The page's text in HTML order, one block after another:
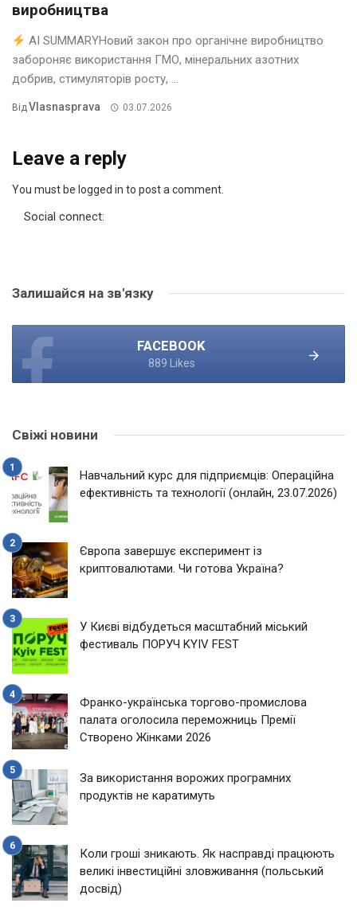
виробництва
AI SUMMARYНовий закон про органічне виробництво
забороняє використання ГМО, мінеральних азотних
добрив, стимуляторів росту, ...
ВідVlasnasprava 03.07.2026
Leave a reply
You must be logged in to post a comment.
Social connect:
Залишайся на зв'язку
FACEBOOK
889 Likes
Свіжі новини
Навчальний курс для підприємців: Операційна
ефективність та технології (онлайн, 23.07.2026)
Європа завершує експеримент із
криптовалютами. Чи готова Україна?
У Києві відбудеться масштабний міський
фестиваль ПОРУЧ KYIV FEST
Франко-українська торгово-промислова
палата оголосила переможниць Премії
Створено Жінками 2026
За використання ворожих програмних
продуктів не каратимуть
Коли гроші зникають. Як насправді працюють
великі інвестиційні зловживання (польський
досвід)